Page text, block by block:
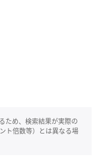
ため、検索結果が実際の
ト倍数等）とは異なる場